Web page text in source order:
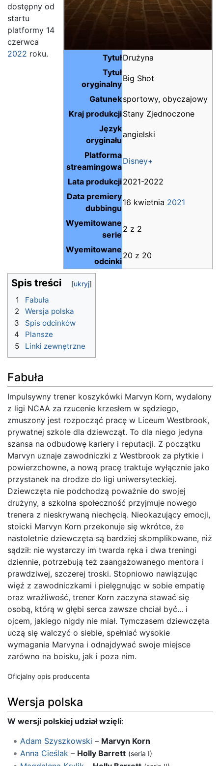
TytułDrużyna
Tytuł
oryginalny
Big Shot
Gatuneksportowy, obyczajowy
Kraj produkcjiStany Zjednoczone
Język
oryginału
angielski
Platforma
streamingowa
Disney+
Lata produkcji2021-2022
Data premiery
dubbingu
16 kwietnia 2021
Wyemitowane
serie
2 z 2
Wyemitowane
odcinki
20 z 20
dostępny od
startu
platformy 14
czerwca
2022 roku.
Spis treści
1
Fabuła
2
Wersja polska
3
Spis odcinków
4
Plansze
5
Linki zewnętrzne
Fabuła
Impulsywny trener koszykówki Marvyn Korn, wydalony
z ligi NCAA za rzucenie krzesłem w sędziego,
zmuszony jest rozpocząć pracę w Liceum Westbrook,
prywatnej szkole dla dziewcząt. To dla niego jedyna
szansa na odbudowę kariery i reputacji. Z początku
Marvyn uznaje zawodniczki z Westbrook za płytkie i
powierzchowne, a nową pracę traktuje wyłącznie jako
przystanek na drodze do ligi uniwersyteckiej.
Dziewczęta nie podchodzą poważnie do swojej
drużyny, a szkolna społeczność przyjmuje nowego
trenera z nieskrywaną niechęcią. Nieokazujący emocji,
stoicki Marvyn Korn przekonuje się wkrótce, że
nastoletnie dziewczęta są bardziej skomplikowane, niż
sądził: nie wystarczy im twarda ręka i dwa treningi
dziennie, potrzebują też zaangażowanego mentora i
prawdziwej, szczerej troski. Stopniowo nawiązując
więź z zawodniczkami i pielęgnując w sobie empatię
oraz wrażliwość, trener Korn zaczyna stawać się
osobą, którą w głębi serca zawsze chciał być... i
ojcem, jakiego nigdy nie miał. Tymczasem dziewczęta
uczą się walczyć o siebie, spełniać wysokie
wymagania Marvyna i odnajdywać swoje miejsce
zarówno na boisku, jak i poza nim.
Oficjalny opis producenta
Wersja polska
W wersji polskiej udział wzięli:
Adam Szyszkowski – Marvyn Korn
Anna Cieślak– Holly Barrett (seria I)